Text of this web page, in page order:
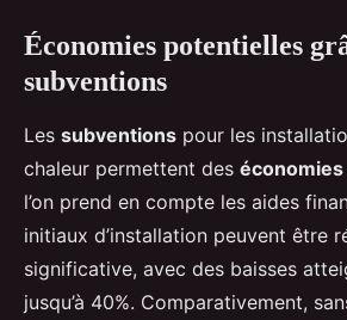
Économies potentielles
subventions
Les subventions pour les
chaleur permettent des
l’on prend en compte les aides
initiaux d’installation peuvent être
significative, avec des baisses
jusqu’à 40%. Comparativement,